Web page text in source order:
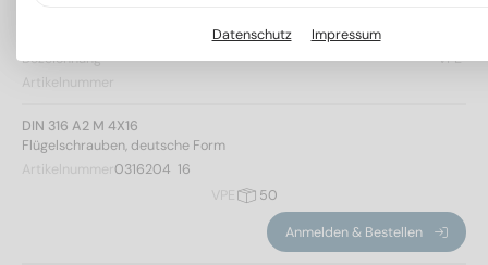
Bezeichnung
Artikelnummer
VPE
DIN 316 A2 M 4X16
Flügelschrauben, deutsche Form
Artikelnummer0316204  16
VPE
50
Anmelden & Bestellen
Datenschutz Impressum